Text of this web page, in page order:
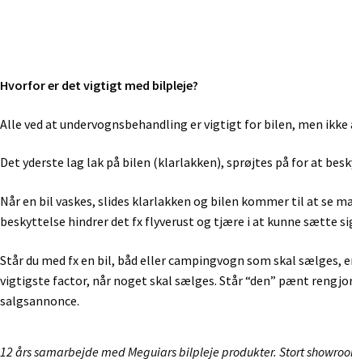
Hvorfor er det vigtigt med bilpleje?
Alle ved at undervognsbehandling er vigtigt for bilen, men
Det yderste lag lak på bilen (klarlakken), sprøjtes på for at
Når en bil vaskes, slides klarlakken og bilen kommer til at se
beskyttelse hindrer det fx flyverust og tjære i at kunne sætte
Står du med fx en bil, båd eller campingvogn som skal sælges,
vigtigste factor, når noget skal sælges. Står “den” pænt
salgsannonce.
12 års samarbejde med Meguiars bilpleje produkter. Stort